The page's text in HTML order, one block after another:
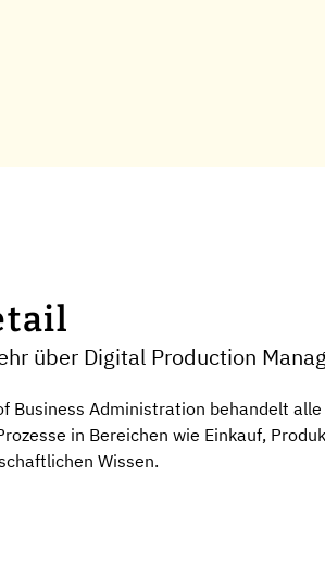
über Digital Production
Business Administration behandelt
in Bereichen wie Einkauf,
Wissen.